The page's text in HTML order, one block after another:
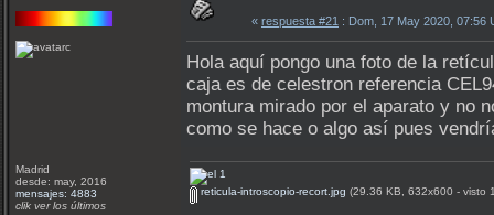
Madrid
desde: may, 2016
mensajes: 4883
clik ver los últimos
« respuesta #21 : Dom, 17 May 2020, 07:56
Hola aquí pongo una foto de la
caja es de celestron referencia
montura mirado por el aparato y no
como se hace o algo así pues
reticula-introscopio-recort.jpg (29.36 KB, 632x600 - visto